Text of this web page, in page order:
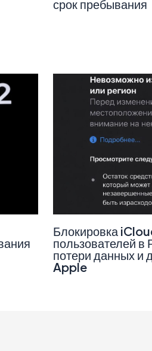
срок пребывания
Блокировка
пользователей в
потери данных и
Apple